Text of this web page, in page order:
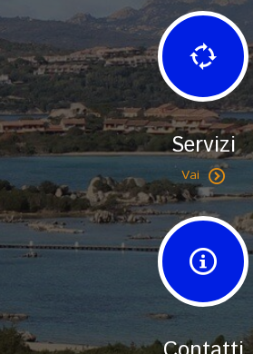
Servizi
Vai